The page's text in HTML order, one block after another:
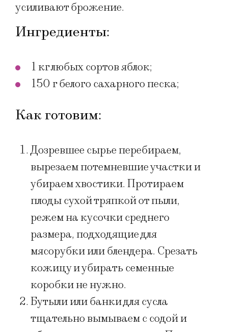
усиливают брожение.
Ингредиенты:
1 кг любых сортов яблок;
150 г белого сахарного песка;
Как готовим:
Дозревшее сырье перебираем,
вырезаем потемневшие участки и
убираем хвостики. Протираем
плоды сухой тряпкой от пыли,
режем на кусочки среднего
размера, подходящие для
мясорубки или блендера. Срезать
кожицу и убирать семенные
коробки не нужно.
Бутыли или банки для сусла
тщательно вымываем с содой и